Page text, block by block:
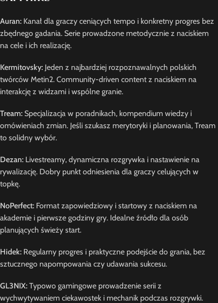
Auran: Kanał dla graczy ceniących tempo i konkretny progres bez
zbędnego gadania. Serie prowadzone metodycznie z naciskiem
na cele i ich realizację.
Kermitovsky: Jeden z najbardziej rozpoznawalnych polskich
twórców Metin2. Community-driven content z naciskiem na
interakcję z widzami i wspólne granie.
Tream: Specjalizacja w poradnikach, kompendium wiedzy i
omówieniach zmian. Jeśli szukasz merytoryki i planowania, Tream
to solidny wybór.
Dezan: Livestreamy, dynamiczna rozgrywka i nastawienie na
rywalizację. Dobry punkt odniesienia dla graczy celujących w
topkę.
NoPerfect: Format zapowiedziowy i startowy z naciskiem na
akademie i pierwsze godziny gry. Idealne źródło dla osób
planujących świeży start.
Hidek: Regularny progres i praktyczne podejście do grania, bez
sztucznego napompowania czy udawania sukcesu.
GL3NIX: Typowo gamingowe prowadzenie serii z
wychwytywaniem ciekawostek i mechanik podczas rozgrywki.